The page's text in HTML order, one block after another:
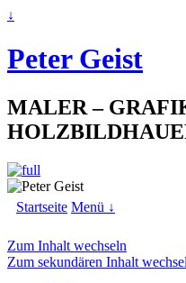
↓
Peter Geist
MALER –
Startseite Menü ↓
Zum Inhalt wechseln
Zum sekundären Inhalt